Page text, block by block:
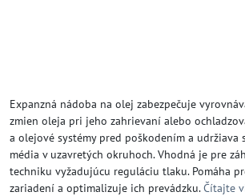
Expanzná nádoba na olej zabezpečuje
zmien oleja pri jeho zahrievaní alebo
a olejové systémy pred poškodením a
média v uzavretých okruhoch. Vhodná je pre
techniku vyžadujúcu reguláciu tlaku. Pomáha
zariadení a optimalizuje ich prevádzku.Čítajte